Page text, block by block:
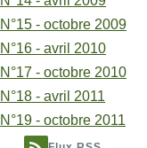
N°15 - octobre 2009
N°16 - avril 2010
N°17 - octobre 2010
N°18 - avril 2011
N°19 - octobre 2011